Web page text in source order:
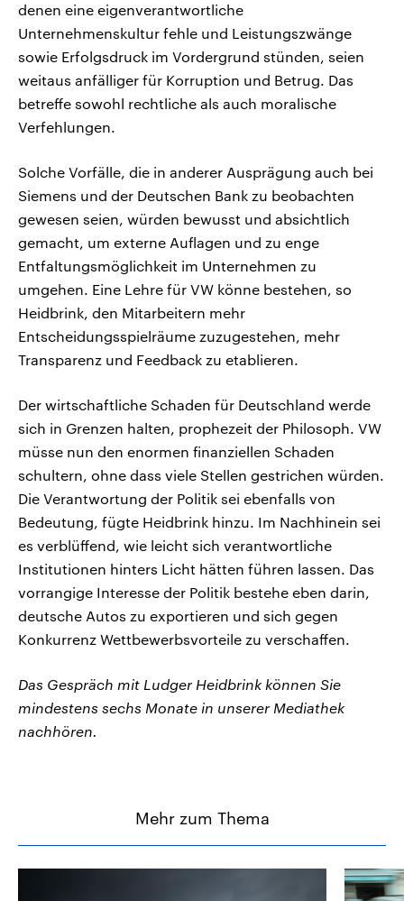
denen eine eigenverantwortliche
Unternehmenskultur fehle und Leistungszwänge
sowie Erfolgsdruck im Vordergrund stünden, seien
weitaus anfälliger für Korruption und Betrug. Das
betreffe sowohl rechtliche als auch moralische
Verfehlungen.
Solche Vorfälle, die in anderer Ausprägung auch bei
Siemens und der Deutschen Bank zu beobachten
gewesen seien, würden bewusst und absichtlich
gemacht, um externe Auflagen und zu enge
Entfaltungsmöglichkeit im Unternehmen zu
umgehen. Eine Lehre für VW könne bestehen, so
Heidbrink, den Mitarbeitern mehr
Entscheidungsspielräume zuzugestehen, mehr
Transparenz und Feedback zu etablieren.
Der wirtschaftliche Schaden für Deutschland werde
sich in Grenzen halten, prophezeit der Philosoph. VW
müsse nun den enormen finanziellen Schaden
schultern, ohne dass viele Stellen gestrichen würden.
Die Verantwortung der Politik sei ebenfalls von
Bedeutung, fügte Heidbrink hinzu. Im Nachhinein sei
es verblüffend, wie leicht sich verantwortliche
Institutionen hinters Licht hätten führen lassen. Das
vorrangige Interesse der Politik bestehe eben darin,
deutsche Autos zu exportieren und sich gegen
Konkurrenz Wettbewerbsvorteile zu verschaffen.
Das Gespräch mit Ludger Heidbrink können Sie
mindestens sechs Monate in unserer Mediathek
nachhören.
Mehr zum Thema